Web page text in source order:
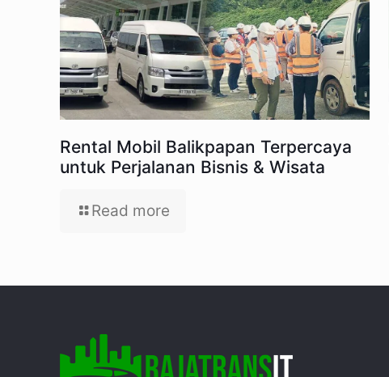
Rental Mobil Balikpapan Terpercaya
untuk Perjalanan Bisnis & Wisata
Read more